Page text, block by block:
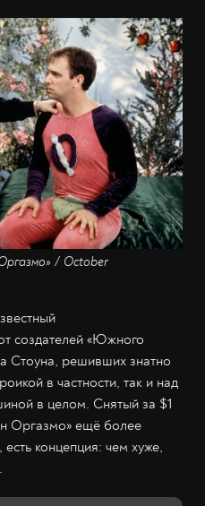
/ October
создателей «Южного
Стоуна, решивших знатно
в частности, так и над
в целом. Снятый за $1
Оргазмо» ещё более
концепция: чем хуже,